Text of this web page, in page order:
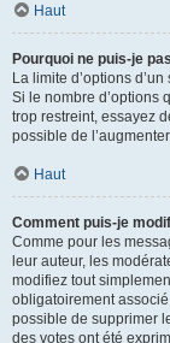
Haut
Pourquoi ne puis-je
La limite d’options
Si le nombre d’options
trop restreint, essayez
possible de
Haut
Comment puis-je
Comme pour les
leur auteur, les
modifiez tout
obligatoirement
possible de supprimer
des votes ont été